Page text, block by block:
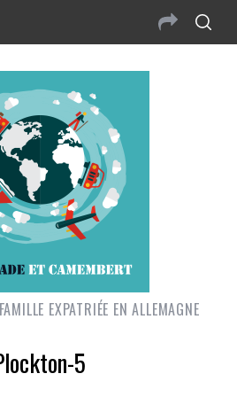
EXPATRIÉE EN ALLEMAGNE
5